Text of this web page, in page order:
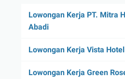
Lowongan Kerja PT. Mitra
Abadi
Lowongan Kerja Vista
Lowongan Kerja Green